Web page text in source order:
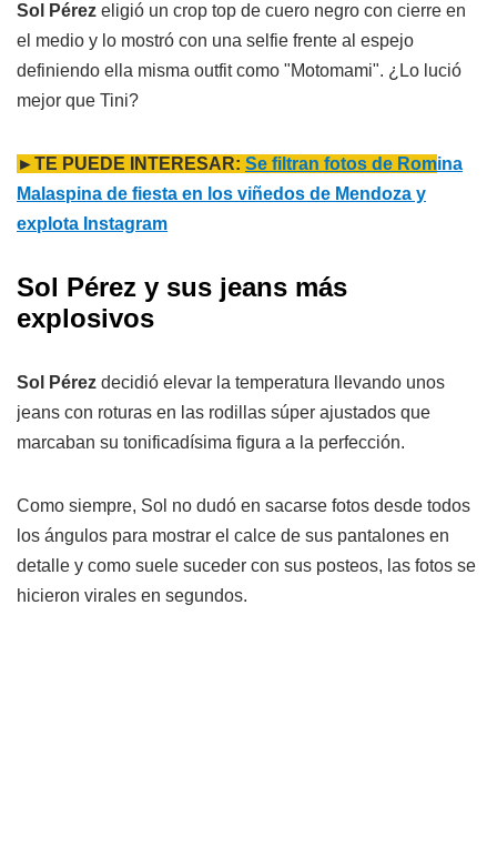
Sol Pérez eligió un crop top de cuero negro con cierre en
el medio y lo mostró con una selfie frente al espejo
definiendo ella misma outfit como "Motomami". ¿Lo lució
mejor que Tini?
►TE PUEDE INTERESAR: Se filtran fotos de Romina
Malaspina de fiesta en los viñedos de Mendoza y
explota Instagram
Sol Pérez y sus jeans más
explosivos
Sol Pérez decidió elevar la temperatura llevando unos
jeans con roturas en las rodillas súper ajustados que
marcaban su tonificadísima figura a la perfección.
Como siempre, Sol no dudó en sacarse fotos desde todos
los ángulos para mostrar el calce de sus pantalones en
detalle y como suele suceder con sus posteos, las fotos se
hicieron virales en segundos.